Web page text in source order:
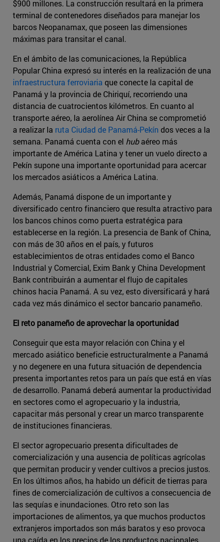
$900 millones. La construcción resultará en la primera
terminal de contenedores diseñados para manejar los
barcos Neopanamax, que poseen las dimensiones
máximas para transitar el canal.
En el ámbito de las comunicaciones, la República
Popular China expresó su interés en la realización de una
infraestructura ferroviaria que conecte la capital de
Panamá y la provincia de Chiriquí, recorriendo una
distancia de cuatrocientos kilómetros. En cuanto al
transporte aéreo, la aerolínea Air China se comprometió
a realizar la ruta Ciudad de Panamá-Pekín dos veces a la
semana. Panamá cuenta con el hubaéreo más
importante de América Latina y tener un vuelo directo a
Pekín supone una importante oportunidad para acercar
los mercados asiáticos a América Latina.
Además, Panamá dispone de un importante y
diversificado centro financiero que resulta atractivo para
los bancos chinos como puerta estratégica para
establecerse en la región. La presencia de Bank of China,
con más de 30 años en el país, y futuros
establecimientos de otras entidades como el Banco
Industrial y Comercial, Exim Bank y China Development
Bank contribuirán a aumentar el flujo de capitales
chinos hacia Panamá. A su vez, esto diversificará y hará
cada vez más dinámico el sector bancario panameño.
El reto panameño de aprovechar la oportunidad
Conseguir que esta mayor relación con China y el
mercado asiático beneficie estructuralmente a Panamá
y no degenere en una futura situación de dependencia
presenta importantes retos para un país que está en vías
de desarrollo. Panamá deberá aumentar la productividad
en sectores como el agropecuario y la industria,
capacitar más personal y crear un marco transparente
de instituciones financieras.
El sector agropecuario presenta dificultades de
comercialización y una ausencia de políticas agrícolas
que permitan producir y vender cultivos a precios justos.
En los últimos años, ha habido un déficit de tierras para
fines de comercialización de cultivos a consecuencia de
las sequías e inundaciones. Otro reto son las
importaciones de alimentos, ya que muchos productos
extranjeros importados son más baratos y eso provoca
una caída en los precios de los productos nacionales